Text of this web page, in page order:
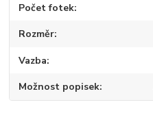
Počet fotek
Rozměr
Vazba
Možnost popisek